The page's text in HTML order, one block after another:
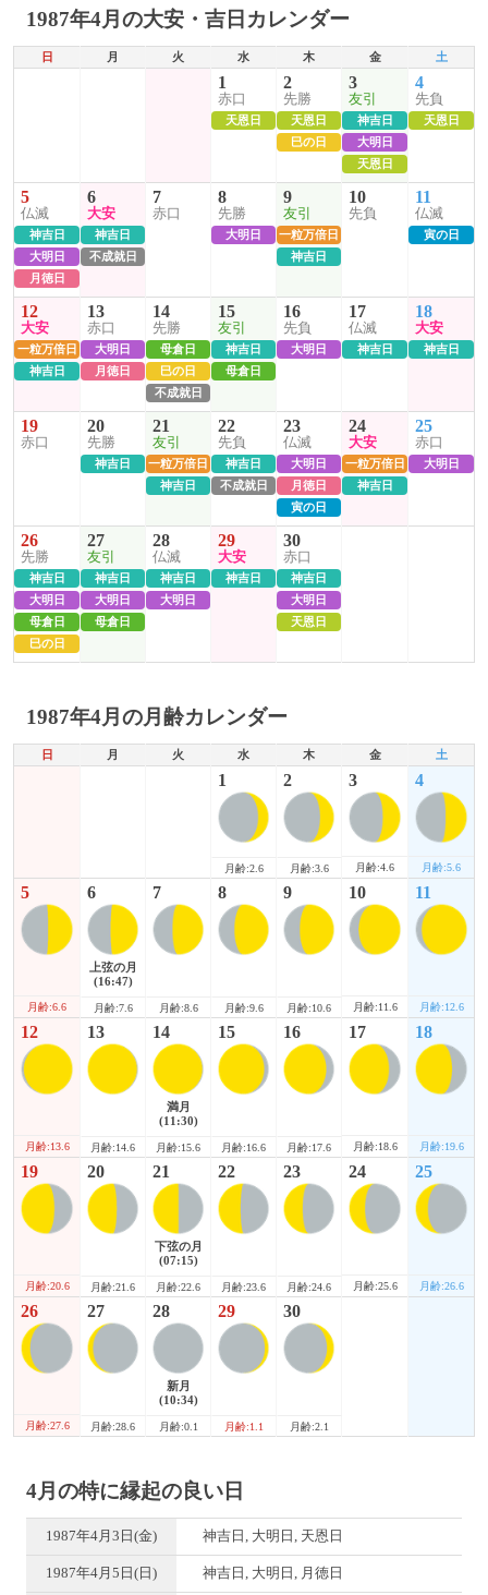
1987年4月の大安・吉日カレンダー
日 月 火 水 木 金 土
1
赤口
天恩日
2
先勝
天恩日
巳の日
3
友引
神吉日
大明日
天恩日
4
先負
天恩日
5
仏滅
神吉日
大明日
月徳日
6
大安
神吉日
不成就日
7
赤口
8
先勝
大明日
9
友引
一粒万倍日
神吉日
10
先負
11
仏滅
寅の日
12
大安
一粒万倍日
神吉日
13
赤口
大明日
月徳日
14
先勝
母倉日
巳の日
不成就日
15
友引
神吉日
母倉日
16
先負
大明日
17
仏滅
神吉日
18
大安
神吉日
19
赤口
20
先勝
神吉日
21
友引
一粒万倍日
神吉日
22
先負
神吉日
不成就日
23
仏滅
大明日
月徳日
寅の日
24
大安
一粒万倍日
神吉日
25
赤口
大明日
26
先勝
神吉日
大明日
母倉日
巳の日
27
友引
神吉日
大明日
母倉日
28
仏滅
神吉日
大明日
29
大安
神吉日
30
赤口
神吉日
大明日
天恩日
1987年4月の月齢カレンダー
日 月 火 水 木 金 土
1
月齢:2.6
2
月齢:3.6
3
月齢:4.6
4
月齢:5.6
5
月齢:6.6
6
上弦の月
(16:47)
月齢:7.6
7
月齢:8.6
8
月齢:9.6
9
月齢:10.6
10
月齢:11.6
11
月齢:12.6
12
月齢:13.6
13
月齢:14.6
14
満月
(11:30)
月齢:15.6
15
月齢:16.6
16
月齢:17.6
17
月齢:18.6
18
月齢:19.6
19
月齢:20.6
20
月齢:21.6
21
下弦の月
(07:15)
月齢:22.6
22
月齢:23.6
23
月齢:24.6
24
月齢:25.6
25
月齢:26.6
26
月齢:27.6
27
月齢:28.6
28
新月
(10:34)
月齢:0.1
29
月齢:1.1
30
月齢:2.1
4月の特に縁起の良い日
1987年4月3日(金) 神吉日, 大明日, 天恩日
1987年4月5日(日) 神吉日, 大明日, 月徳日